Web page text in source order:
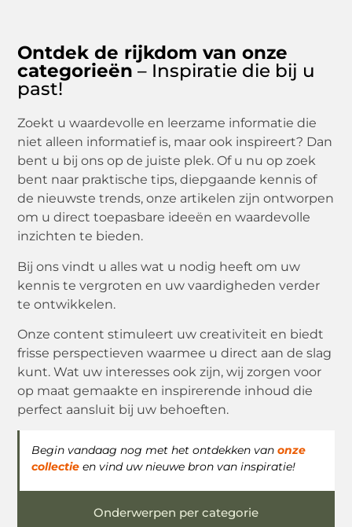
Ontdek de rijkdom van onze
categorieën – Inspiratie die bij u
past!
Zoekt u waardevolle en leerzame informatie die
niet alleen informatief is, maar ook inspireert? Dan
bent u bij ons op de juiste plek. Of u nu op zoek
bent naar praktische tips, diepgaande kennis of
de nieuwste trends, onze artikelen zijn ontworpen
om u direct toepasbare ideeën en waardevolle
inzichten te bieden.
Bij ons vindt u alles wat u nodig heeft om uw
kennis te vergroten en uw vaardigheden verder
te ontwikkelen.
Onze content stimuleert uw creativiteit en biedt
frisse perspectieven waarmee u direct aan de slag
kunt. Wat uw interesses ook zijn, wij zorgen voor
op maat gemaakte en inspirerende inhoud die
perfect aansluit bij uw behoeften.
Begin vandaag nog met het ontdekken vanonze
collectie en vind uw nieuwe bron van inspiratie!
Onderwerpen per categorie